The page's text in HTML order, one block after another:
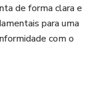
de forma clara e
para uma
com o